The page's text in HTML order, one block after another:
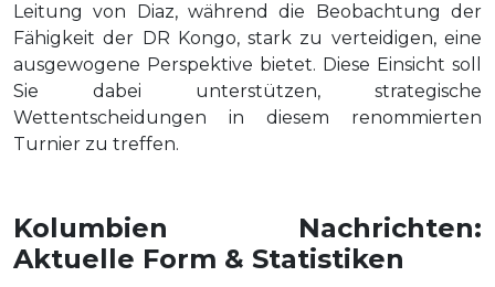
Leitung von Diaz, während die Beobachtung der
Fähigkeit der DR Kongo, stark zu verteidigen, eine
ausgewogene Perspektive bietet. Diese Einsicht soll
Sie dabei unterstützen, strategische
Wettentscheidungen in diesem renommierten
Turnier zu treffen.
Kolumbien Nachrichten:
Aktuelle Form & Statistiken